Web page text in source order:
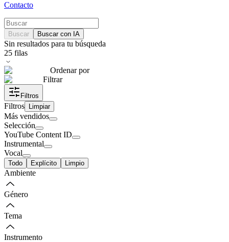
Contacto
Buscar Buscar con IA
Sin resultados para tu búsqueda
25 filas
Ordenar por
Filtrar
Filtros
Filtros Limpiar
Más vendidos
Selección
YouTube Content ID
Instrumental
Vocal
Todo Explícito Limpio
Ambiente
Género
Tema
Instrumento